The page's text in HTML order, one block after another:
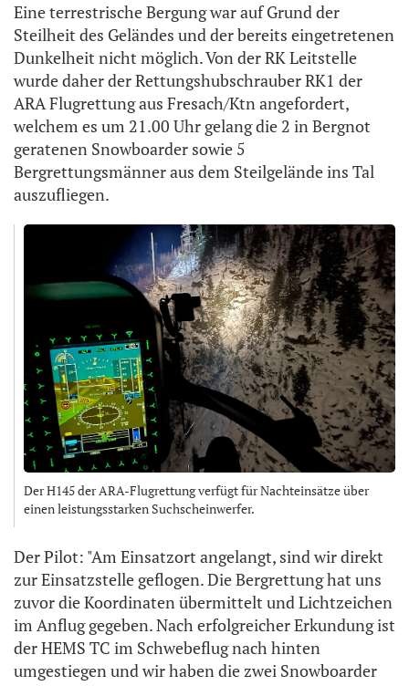
Eine terrestrische Bergung war auf Grund der
Steilheit des Geländes und der bereits eingetretenen
Dunkelheit nicht möglich. Von der RK Leitstelle
wurde daher der Rettungshubschrauber RK1 der
ARA Flugrettung aus Fresach/Ktn angefordert,
welchem es um 21.00 Uhr gelang die 2 in Bergnot
geratenen Snowboarder sowie 5
Bergrettungsmänner aus dem Steilgelände ins Tal
auszufliegen.
Der H145 der ARA-Flugrettung verfügt für Nachteinsätze über
einen leistungsstarken Suchscheinwerfer.
Der Pilot: "Am Einsatzort angelangt, sind wir direkt
zur Einsatzstelle geflogen. Die Bergrettung hat uns
zuvor die Koordinaten übermittelt und Lichtzeichen
im Anflug gegeben. Nach erfolgreicher Erkundung ist
der HEMS TC im Schwebeflug nach hinten
umgestiegen und wir haben die zwei Snowboarder